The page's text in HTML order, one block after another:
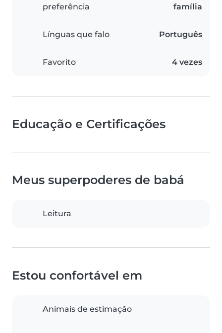
preferência
família
Línguas que falo Português
Favorito 4 vezes
Educação e Certificações
Meus superpoderes de babá
Leitura
Estou confortável em
Animais de estimação